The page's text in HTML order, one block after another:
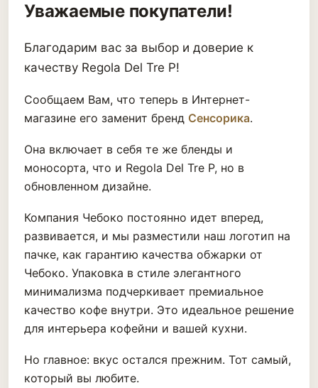
Уважаемые покупатели!
Благодарим вас за выбор и доверие к
качеству Regola Del Tre P!
Сообщаем Вам, что теперь в Интернет-
магазине его заменит бренд Сенсорика.
Она включает в себя те же бленды и
моносорта, что и Regola Del Tre P, но в
обновленном дизайне.
Компания Чебоко постоянно идет вперед,
развивается, и мы разместили наш логотип на
пачке, как гарантию качества обжарки от
Чебоко. Упаковка в стиле элегантного
минимализма подчеркивает премиальное
качество кофе внутри. Это идеальное решение
для интерьера кофейни и вашей кухни.
Но главное: вкус остался прежним. Тот самый,
который вы любите.